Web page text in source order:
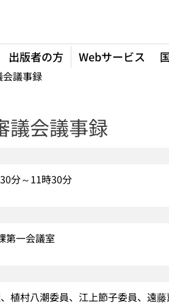
出版者の方 Webサービス
議事録
議会議事録
分～11時30分
第一会議室
植村八潮委員、江上節子委員、遠